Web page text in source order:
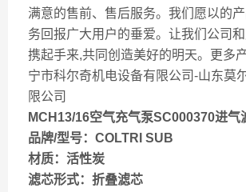
满意的售前、售后服务。我们愿以的
务回报广大用户的垂爱。让我们公司
携起手来,共同创造美好的明天。更多
宁市科尔奇机电设备有限公司-山东莫
限公司
MCH13/16空气充气泵SC000370进气
品牌/型号：COLTRI SUB
材质：活性炭
滤芯形式：折叠滤芯